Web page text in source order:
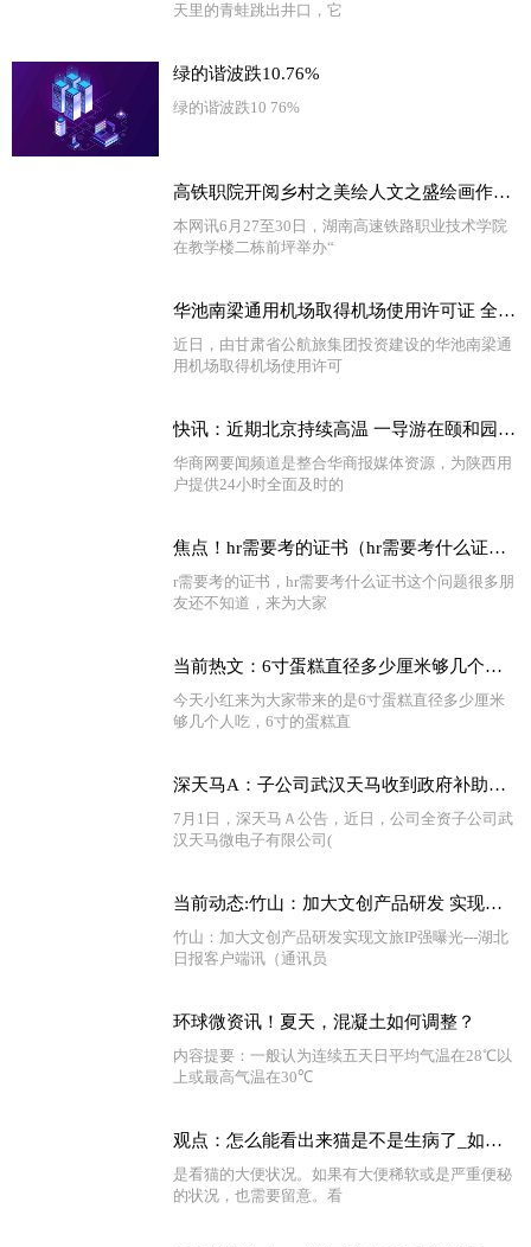
天里的青蛙跳出井口，它
绿的谐波跌10.76%
绿的谐波跌10 76%
高铁职院开阅乡村之美绘人文之盛绘画作品展 精选
本网讯6月27至30日，湖南高速铁路职业技术学院
在教学楼二栋前坪举办“
华池南梁通用机场取得机场使用许可证 全球热文
近日，由甘肃省公航旅集团投资建设的华池南梁通
用机场取得机场使用许可
快讯：近期北京持续高温 一导游在颐和园带团时中暑离世
华商网要闻频道是整合华商报媒体资源，为陕西用
户提供24小时全面及时的
焦点！hr需要考的证书（hr需要考什么证书）
r需要考的证书，hr需要考什么证书这个问题很多朋
友还不知道，来为大家
当前热文：6寸蛋糕直径多少厘米够几个人吃（6寸的蛋糕直径多少厘米）
今天小红来为大家带来的是6寸蛋糕直径多少厘米
够几个人吃，6寸的蛋糕直
深天马A：子公司武汉天马收到政府补助约2.29亿元 全球最新
7月1日，深天马Ａ公告，近日，公司全资子公司武
汉天马微电子有限公司(
当前动态:竹山：加大文创产品研发 实现文旅IP强曝光
竹山：加大文创产品研发实现文旅IP强曝光---湖北
日报客户端讯（通讯员
环球微资讯！夏天，混凝土如何调整？
内容提要：一般认为连续五天日平均气温在28℃以
上或最高气温在30℃
观点：怎么能看出来猫是不是生病了_如何知道你的猫是否生病了
是看猫的大便状况。如果有大便稀软或是严重便秘
的状况，也需要留意。看